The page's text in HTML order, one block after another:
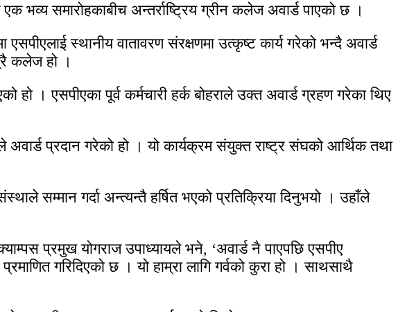
समारोहकाबीच अन्तर्राष्ट्रिय ग्रीन कलेज अवार्ड पाएको छ ।
स्थानीय वातावरण संरक्षणमा उत्कृष्ट कार्य गरेको भन्दै अवार्ड
कलेज हो ।
। एसपीएका पूर्व कर्मचारी हर्क बोहराले उक्त अवार्ड ग्रहण गरेका थिए
प्रदान गरेको हो । यो कार्यक्रम संयुक्त राष्ट्र संघको आर्थिक तथा
सम्मान गर्दा अन्त्यन्तै हर्षित भएको प्रतिक्रिया दिनुभयो । उहाँले
प्रमुख योगराज उपाध्यायले भने, ‘अवार्ड नै पाएपछि एसपीए
प्रमाणित गरिदिएको छ । यो हाम्रा लागि गर्वको कुरा हो । साथसाथै